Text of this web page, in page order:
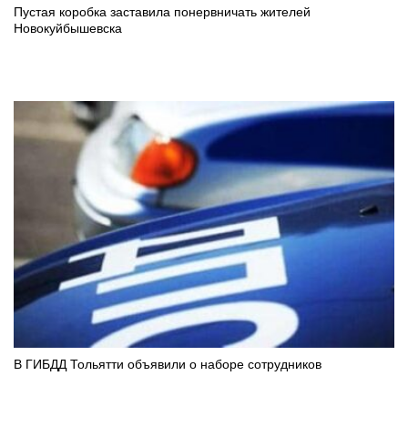
Пустая коробка заставила понервничать жителей
Новокуйбышевска
В ГИБДД Тольятти объявили о наборе сотрудников